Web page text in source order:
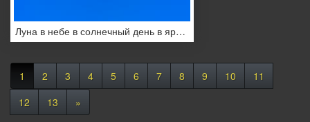
Луна в небе в солнечный день в ярком синем небе
1 2 3 4 5 6 7 8 9 10
11
12
13 »